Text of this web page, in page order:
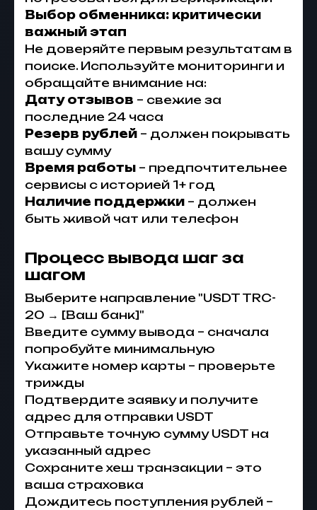
Выбор обменника: критически
важный этап
Не доверяйте первым результатам в
поиске. Используйте мониторинги и
обращайте внимание на:
Дату отзывов – свежие за
последние 24 часа
Резерв рублей – должен покрывать
вашу сумму
Время работы – предпочтительнее
сервисы с историей 1+ год
Наличие поддержки – должен
быть живой чат или телефон
Процесс вывода шаг за
шагом
Выберите направление "USDT TRC-
20 → [Ваш банк]"
Введите сумму вывода – сначала
попробуйте минимальную
Укажите номер карты – проверьте
трижды
Подтвердите заявку и получите
адрес для отправки USDT
Отправьте точную сумму USDT на
указанный адрес
Сохраните хеш транзакции – это
ваша страховка
Дождитесь поступления рублей –